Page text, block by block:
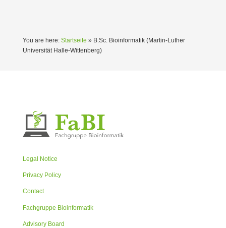
You are here: Startseite » B.Sc. Bioin­for­matik (Martin-Luther
Univer­sität Halle-Wittenberg)
Legal Notice
Privacy Policy
Contact
Fachgruppe Bioinformatik
Advisory Board